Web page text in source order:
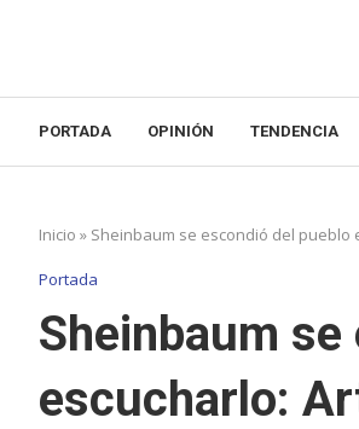
PORTADA OPINIÓN TENDENCIA
Inicio » Sheinbaum se escondió del
Portada
Sheinbaum
escucharlo: